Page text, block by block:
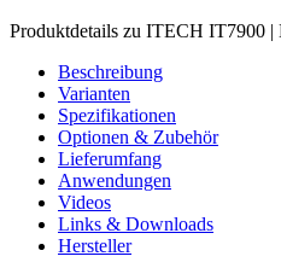
Produktdetails zu ITECH IT7900 |
Beschreibung
Varianten
Spezifikationen
Optionen & Zubehör
Lieferumfang
Anwendungen
Videos
Links & Downloads
Hersteller